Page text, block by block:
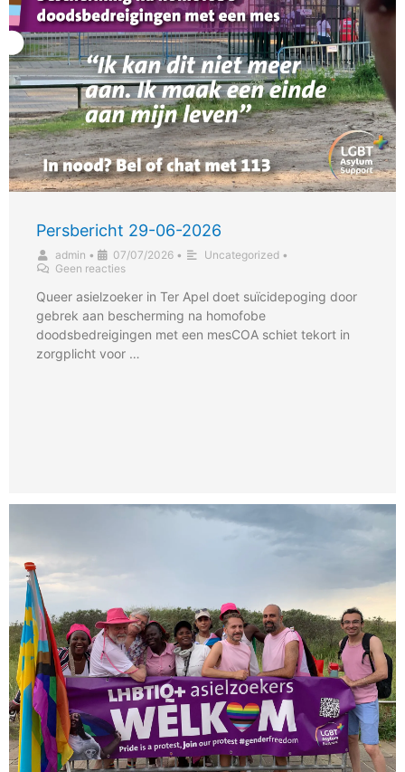
Persbericht 29-06-2026
admin • 07/07/2026 • Uncategorized •
Geen reacties
Queer asielzoeker in Ter Apel doet suïcidepoging door
gebrek aan bescherming na homofobe
doodsbedreigingen met een mesCOA schiet tekort in
zorgplicht voor …